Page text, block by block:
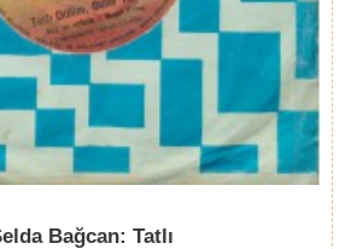
Bağcan: Tatlı